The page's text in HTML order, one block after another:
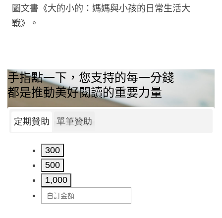
圖文書《大的小的：媽媽與小孩的日常生活大
戰》。
手指點一下，您支持的每一分錢
都是推動美好閱讀的重要力量
定期贊助 單筆贊助
300
500
1,000